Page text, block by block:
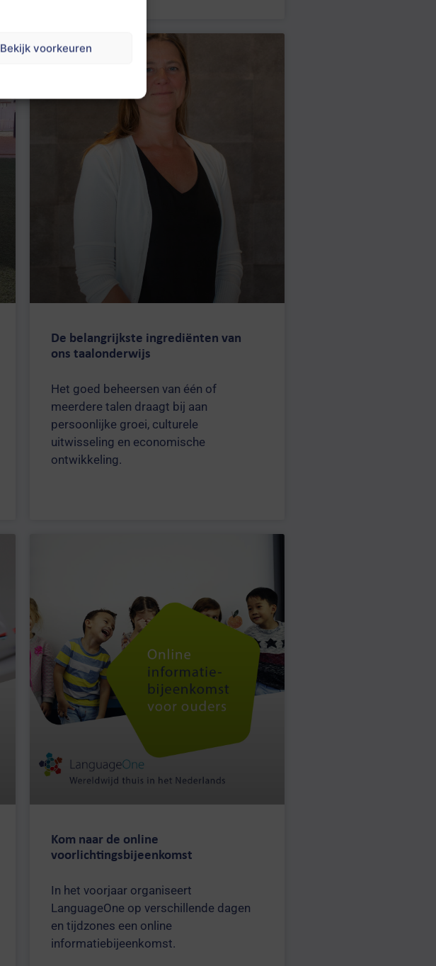
Bekijk voorkeuren
De belangrijkste ingrediënten van
ons taalonderwijs
Het goed beheersen van één of
meerdere talen draagt bij aan
persoonlijke groei, culturele
uitwisseling en economische
ontwikkeling.
Kom naar de online
voorlichtingsbijeenkomst
In het voorjaar organiseert
LanguageOne op verschillende dagen
en tijdzones een online
informatiebijeenkomst.